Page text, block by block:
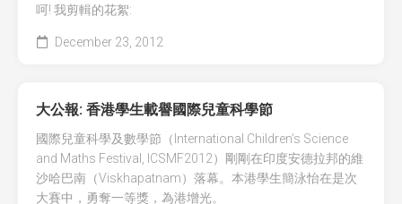
呵! 我剪輯的花絮:
December 23, 2012
大公報: 香港學生載譽國際兒童科學節
國際兒童科學及數學節（International Children’s Science
and Maths Festival, ICSMF2012）剛剛在印度安德拉邦的維
沙哈巴南（Viskhapatnam）落幕。本港學生簡泳怡在是次
大賽中，勇奪一等獎，為港增光。